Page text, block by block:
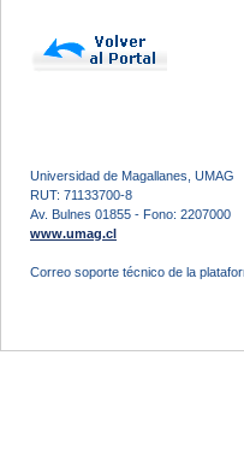
Universidad de Magallanes, UMAG
RUT: 71133700-8
Av. Bulnes 01855 - Fono: 2207000
www.umag.cl
Correo soporte técnico de la